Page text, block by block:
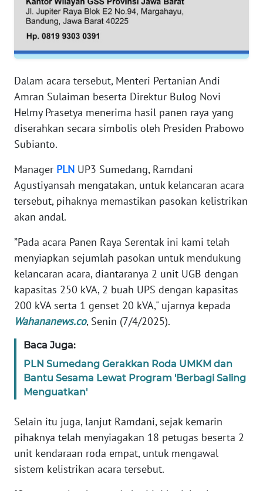
Dalam acara tersebut, Menteri Pertanian Andi
Amran Sulaiman beserta Direktur Bulog Novi
Helmy Prasetya menerima hasil panen raya yang
diserahkan secara simbolis oleh Presiden Prabowo
Subianto.
Manager PLN UP3 Sumedang, Ramdani
Agustiyansah mengatakan, untuk kelancaran acara
tersebut, pihaknya memastikan pasokan kelistrikan
akan andal.
”Pada acara Panen Raya Serentak ini kami telah
menyiapkan sejumlah pasokan untuk mendukung
kelancaran acara, diantaranya 2 unit UGB dengan
kapasitas 250 kVA, 2 buah UPS dengan kapasitas
200 kVA serta 1 genset 20 kVA," ujarnya kepada
Wahananews.co, Senin (7/4/2025).
Baca Juga:
PLN Sumedang Gerakkan Roda UMKM dan
Bantu Sesama Lewat Program 'Berbagi Saling
Menguatkan'
Selain itu juga, lanjut Ramdani, sejak kemarin
pihaknya telah menyiagakan 18 petugas beserta 2
unit kendaraan roda empat, untuk mengawal
sistem kelistrikan acara tersebut.
WN
JAMBI
SULTRA
WN
NTB
SULTENG
WN
WN
BABEL
WN
SUMBAR
SUMSEL
WN
BENGKULU
WN
LAMPUNG
WN
JATENG